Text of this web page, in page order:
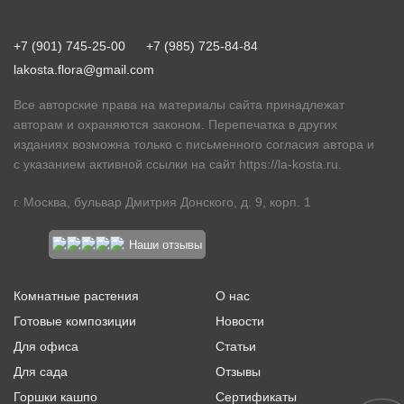
+7 (901) 745-25-00
+7 (985) 725-84-84
lakosta.flora@gmail.com
Все авторские права на материалы сайта принадлежат
авторам и охраняются законом. Перепечатка в других
изданиях возможна только с письменного согласия автора и
с указанием активной ссылки на сайт https://la-kosta.ru
г. Москва, бульвар Дмитрия Донского, д. 9, корп. 1
Наши отзывы
Комнатные растения
Готовые композиции
Для офиса
Для сада
Горшки кашпо
О нас
Новости
Статьи
Отзывы
Сертификаты